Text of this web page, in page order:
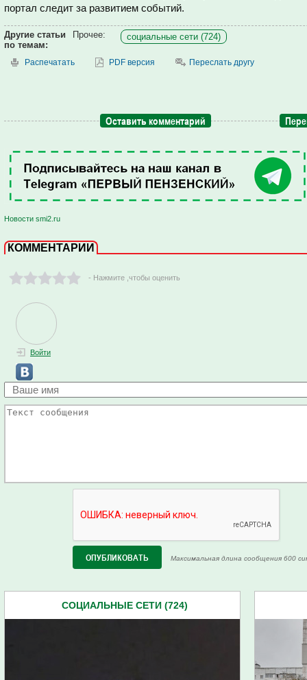
портал следит за развитием событий.
Другие статьи
по темам:
Прочее: социальные сети (724)
Распечатать PDF версия Переслать другу
Оставить комментарий
Новости smi2.ru
КОММЕНТАРИИ
- Нажмите ,чтобы оценить
Войти
Максимальная длина сообщения 600
СОЦИАЛЬНЫЕ СЕТИ (724)